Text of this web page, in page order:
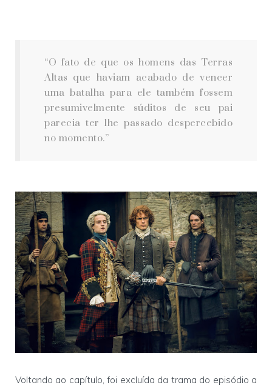
“O fato de que os homens das Terras
Altas que haviam acabado de vencer
uma batalha para ele também fossem
presumivelmente súditos de seu pai
parecia ter lhe passado despercebido
no momento.”
Voltando ao capítulo, foi excluída da trama do episódio a